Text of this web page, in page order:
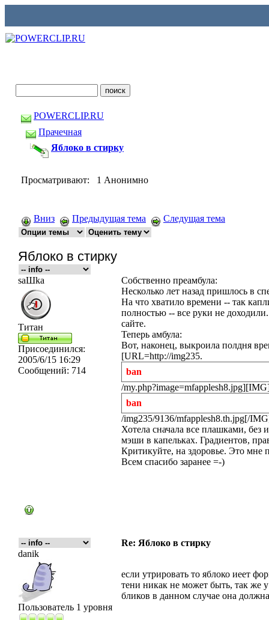
POWERCLIP.RU
Прачечная
Яблоко в стирку
Просматривают: 1 Анонимно
Вниз Предыдущая тема Следущая тема
Яблоко в стирку
saШka
Титан
Присоединился:
2005/6/15 16:29
Сообщений: 714
Собственно преамбула:
Несколько лет назад пришлось в
На что хватило времени -- так
полностью -- все руки не
сайте.
Теперь амбула:
Вот, наконец, выкроила полдня
[URL=http://img235.
ban
/
ban
/img235/9136/mfapplesh8.th.jpg[/
Хотела сначала все плашками, без
мэши в капельках. Градиентов,
Критикуйте, на здоровье. Это мне
Всем спасибо заранее =-)
Re: Яблоко в стирку
danik
Пользователь 1 уровня
если утрировать то яблоко иеет
тени никак не может быть, так же
бликов в данном случае она